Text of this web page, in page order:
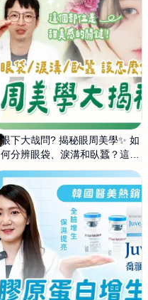
饒
青
昀
眼下大哉問? 揭秘眼周美學✨ 如
何分辨眼袋、淚溝和臥蠶？這個
部位居然是甜美感的關鍵！